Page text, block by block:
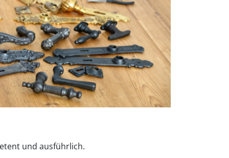
und ausführlich.